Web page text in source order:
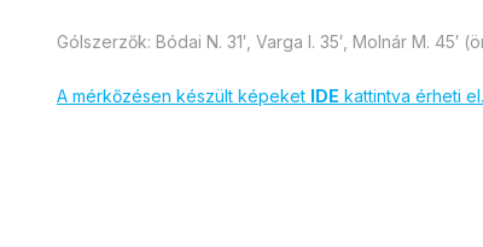
Gólszerzők: Bódai N. 31′, Varga I. 35′, Molnár M. 45′
A mérkőzésen készült képeket IDE kattintva érheti el.